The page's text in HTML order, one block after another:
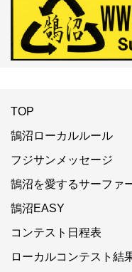
TOP
鵠沼ローカルルール
フジサンメッセージ
鵠沼を愛するサーファ
鵠沼EASY
コンテスト日程表
ローカルコンテスト結